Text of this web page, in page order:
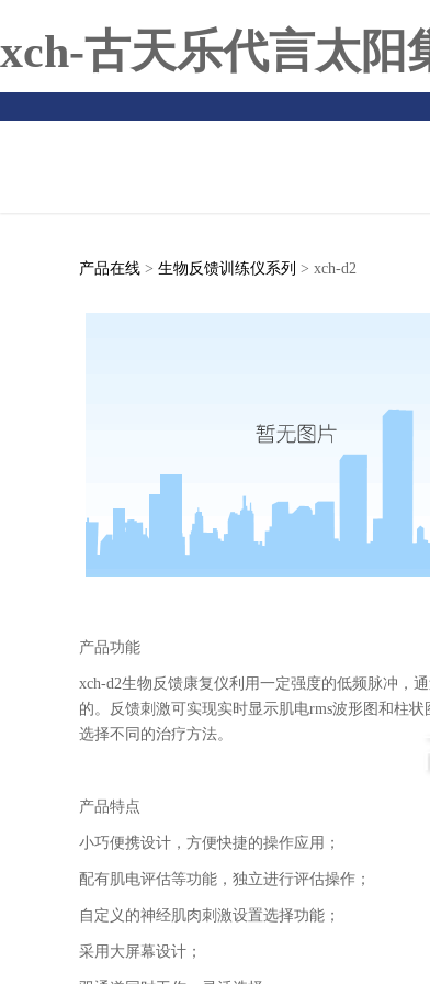
xch-古天乐代言太阳
产品在线 > 生物反馈训练仪系列 > xch-d2
产品功能
xch-d2生物反馈康复仪利用一定强度的低频脉冲，
的。反馈刺激可实现实时显示肌电rms波形图和柱
选择不同的治疗方法。
产品特点
小巧便携设计，方便快捷的操作应用；
配有肌电评估等功能，独立进行评估操作；
自定义的神经肌肉刺激设置选择功能；
采用大屏幕设计；